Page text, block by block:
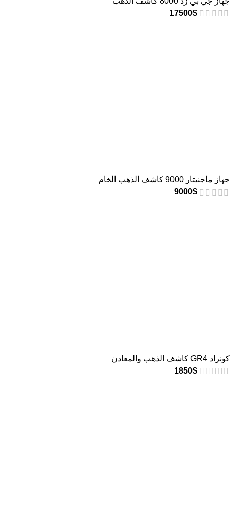
17500$
جهاز ماجنيتار 9000 كاشف الذهب الخام
9000$
كونراد GR4 كاشف الذهب والمعادن
1850$